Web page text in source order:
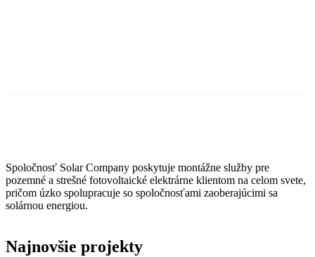
Spoločnosť Solar Company poskytuje montážne služby pre
pozemné a strešné fotovoltaické elektrárne klientom na celom svete,
pričom úzko spolupracuje so spoločnosťami zaoberajúcimi sa
solárnou energiou.
Najnovšie projekty